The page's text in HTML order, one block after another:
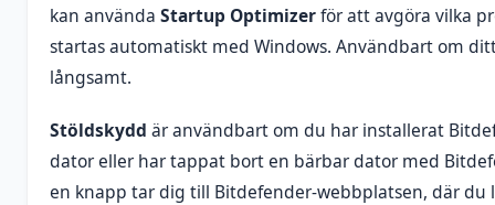
kan använda Startup Optimizerför att avgöra vilka
startas automatiskt med Windows. Användbart om
långsamt.
Stöldskydd är användbart om du har installerat
dator eller har tappat bort en bärbar dator med
en knapp tar dig till Bitdefender-webbplatsen, där du